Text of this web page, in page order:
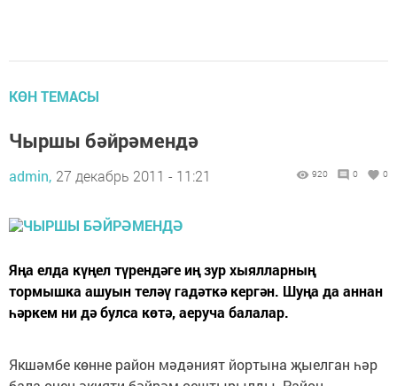
КӨН ТЕМАСЫ
Чыршы бәйрәмендә
admin, 27 декабрь 2011 - 11:21 920 0 0
Яңа елда күңел түрендәге иң зур хыялларның
тормышка ашуын теләү гадәткә кергән. Шуңа да аннан
һәркем ни дә булса көтә, аеруча балалар.
Якшәмбе көнне район мәдәният йортына җыелган һәр